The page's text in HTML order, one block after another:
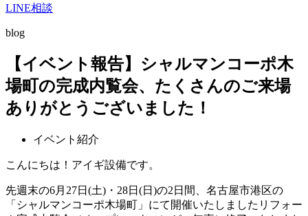
LINE相談
blog
【イベント報告】シャルマンコーポ木
場町の完成内覧会、たくさんのご来場
ありがとうございました！
イベント紹介
こんにちは！アイギ設備です。
先週末の6月27日(土)・28日(日)の2日間、名古屋市港区の
「シャルマンコーポ木場町」にて開催いたしましたリフォー